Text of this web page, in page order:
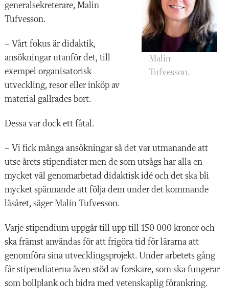
Malin
Tufvesson.
generalsekreterare, Malin
Tufvesson.
– Vårt fokus är didaktik,
ansökningar utanför det, till
exempel organisatorisk
utveckling, resor eller inköp av
material gallrades bort.
Dessa var dock ett fåtal.
– Vi fick många ansökningar så det var utmanande att
utse årets stipendiater men de som utsågs har alla en
mycket väl genomarbetad didaktisk idé och det ska bli
mycket spännande att följa dem under det kommande
läsåret, säger Malin Tufvesson.
Varje stipendium uppgår till upp till 150 000 kronor och
ska främst användas för att frigöra tid för lärarna att
genomföra sina utvecklingsprojekt. Under arbetets gång
får stipendiaterna även stöd av forskare, som ska fungerar
som bollplank och bidra med vetenskaplig förankring.